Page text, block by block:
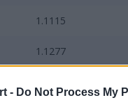
- Do Not Process My
1.1115
1.1277